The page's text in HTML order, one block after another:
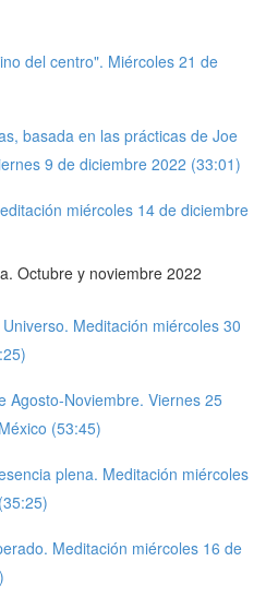
del centro". Miércoles 21 de
basada en las prácticas de Joe
9 de diciembre 2022 (33:01)
miércoles 14 de diciembre
Octubre y noviembre 2022
Meditación miércoles 30
Agosto-Noviembre. Viernes 25
(53:45)
plena. Meditación miércoles
Meditación miércoles 16 de